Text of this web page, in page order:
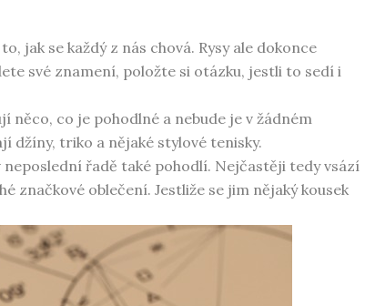
jak se každý z nás chová. Rysy ale dokonce
své znamení, položte si otázku, jestli to sedí i
něco, co je pohodlné a nebude je v žádném
džíny, triko a nějaké stylové tenisky.
neposlední řadě také pohodlí. Nejčastěji tedy vsází
značkové oblečení. Jestliže se jim nějaký kousek